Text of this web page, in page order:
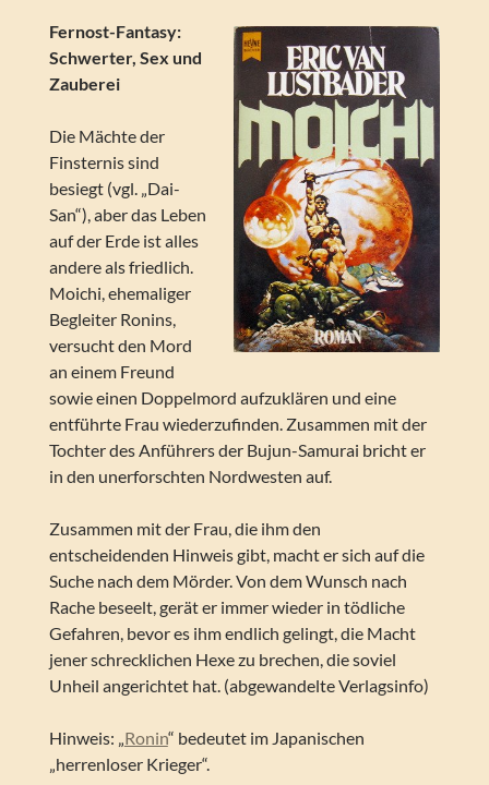
Fernost-Fantasy:
Schwerter, Sex und
Zauberei
Die Mächte der
Finsternis sind
besiegt (vgl. „Dai-
San“), aber das Leben
auf der Erde ist alles
andere als friedlich.
Moichi, ehemaliger
Begleiter Ronins,
versucht den Mord
an einem Freund
sowie einen Doppelmord aufzuklären und eine
entführte Frau wiederzufinden. Zusammen mit der
Tochter des Anführers der Bujun-Samurai bricht er
in den unerforschten Nordwesten auf.
Zusammen mit der Frau, die ihm den
entscheidenden Hinweis gibt, macht er sich auf die
Suche nach dem Mörder. Von dem Wunsch nach
Rache beseelt, gerät er immer wieder in tödliche
Gefahren, bevor es ihm endlich gelingt, die Macht
jener schrecklichen Hexe zu brechen, die soviel
Unheil angerichtet hat. (abgewandelte Verlagsinfo)
Hinweis: „Ronin“ bedeutet im Japanischen
„herrenloser Krieger“.